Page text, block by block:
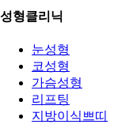
성형클리닉
눈성형
코성형
가슴성형
리프팅
지방이식쁘띠